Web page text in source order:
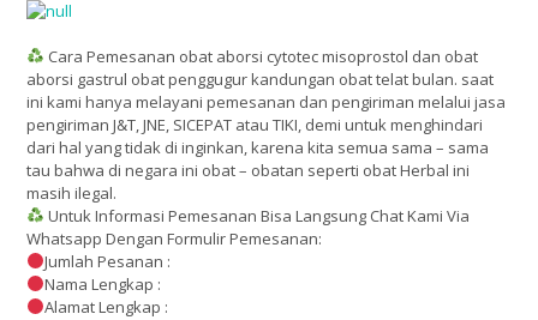
Cara Pemesanan obat aborsi cytotec misoprostol dan obat
aborsi gastrul obat penggugur kandungan obat telat bulan. saat
ini kami hanya melayani pemesanan dan pengiriman melalui jasa
pengiriman J&T, JNE, SICEPAT atau TIKI, demi untuk menghindari
dari hal yang tidak di inginkan, karena kita semua sama – sama
tau bahwa di negara ini obat – obatan seperti obat Herbal ini
masih ilegal.
Untuk Informasi Pemesanan Bisa Langsung Chat Kami Via
Whatsapp Dengan Formulir Pemesanan:
Jumlah Pesanan :
Nama Lengkap :
Alamat Lengkap :